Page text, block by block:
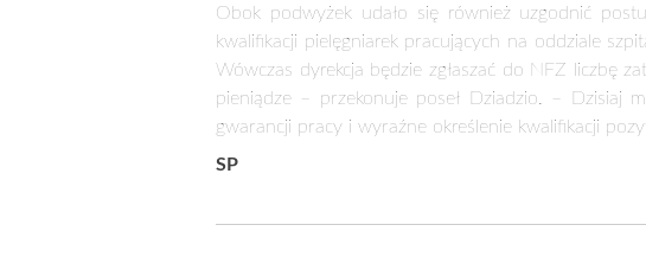
Obok podwyżek udało się również uzgodnić
kwalifikacji pielęgniarek pracujących na oddziale
Wówczas dyrekcja będzie zgłaszać do NFZ liczbę
pieniądze – przekonuje poseł Dziadzio. – Dzisiaj
gwarancji pracy i wyraźne określenie kwalifikacji
SP